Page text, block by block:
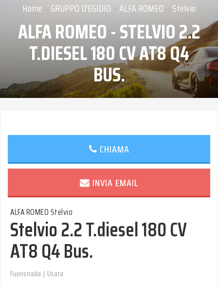
Home › GRUPPO D'EGIDIO › ALFA ROMEO › Stelvio
ALFA ROMEO - STELVIO 2.2
T.DIESEL 180 CV AT8 Q4
BUS.
CHIAMA
INVIA EMAIL
ALFA ROMEO Stelvio
Stelvio 2.2 T.diesel 180 CV
AT8 Q4 Bus.
Fuoristrada | Usata